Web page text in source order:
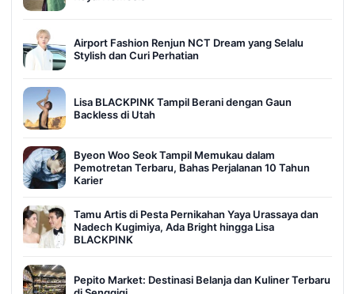
Airport Fashion Renjun NCT Dream yang Selalu
Stylish dan Curi Perhatian
Lisa BLACKPINK Tampil Berani dengan Gaun
Backless di Utah
Byeon Woo Seok Tampil Memukau dalam
Pemotretan Terbaru, Bahas Perjalanan 10 Tahun
Karier
Tamu Artis di Pesta Pernikahan Yaya Urassaya dan
Nadech Kugimiya, Ada Bright hingga Lisa
BLACKPINK
Pepito Market: Destinasi Belanja dan Kuliner Terbaru